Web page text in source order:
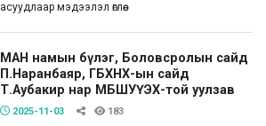
асуудлаар мэдээлэл өглөө.
МАН намын бүлэг, Боловсролын сайд
П.Наранбаяр, ГБХНХ-ын сайд
Т.Аубакир нар МБШУҮЭХ-той уулзав
2025-11-03 183